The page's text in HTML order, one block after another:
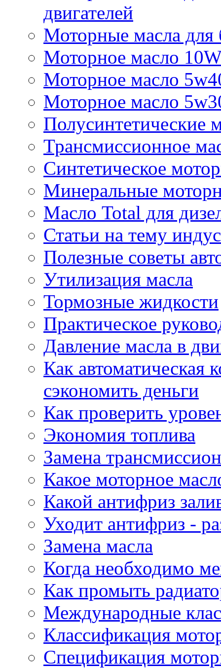
двигателей
Моторные масла для
Моторное масло
Моторное масло
Моторное масло
Полусинтетические
Трансмиссионное
Синтетическое
Минеральные
Масло Total для
Статьи на тему
Полезные советы
Утилизация масла
Тормозные жидкости
Практическое
Давление масла в
Как автоматическая
сэкономить деньги
Как проверить
Экономия топлива
Замена
Какое моторное
Какой антифриз
Уходит антифриз -
Замена масла
Когда необходимо
Как промыть
Международные
Классификация
Спецификация